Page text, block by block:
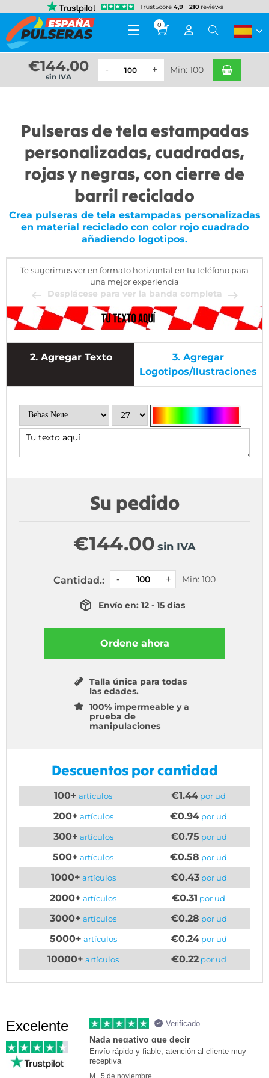
0
€144.00
sin IVA
Min: 100
Pulseras de tela estampadas
personalizadas, cuadradas,
rojas y negras, con cierre de
barril reciclado
Crea pulseras de tela estampadas personalizadas
en material reciclado con color rojo cuadrado
añadiendo logotipos.
Te sugerimos ver en formato horizontal en tu teléfono para
una mejor experiencia
Desplácese para ver la banda completa
2. Agregar Texto 3. Agregar
Logotipos/ilustraciones
Su pedido
€144.00 sin IVA
Cantidad.: Min: 100
Envío en: 12 - 15 días
Ordene ahora
Talla única para todas
las edades.
100% impermeable y a
prueba de
manipulaciones
Descuentos por cantidad
100+ artículos €1.44 por ud
200+ artículos €0.94 por ud
300+ artículos €0.75 por ud
500+ artículos €0.58 por ud
1000+ artículos €0.43por ud
2000+ artículos €0.31 por ud
3000+ artículos €0.28 por ud
5000+ artículos €0.24por ud
10000+ artículos €0.22por ud
Excelente Verificado
Nada negativo que decir
Envío rápido y fiable, atención al cliente muy
receptiva
M., 5 de noviembre